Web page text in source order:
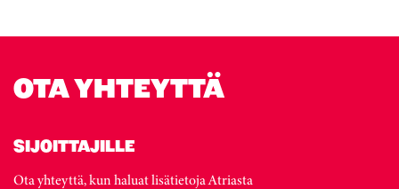
OTA YHTEYTTÄ
SIJOITTAJILLE
Ota yhteyttä, kun haluat lisätietoja Atriasta